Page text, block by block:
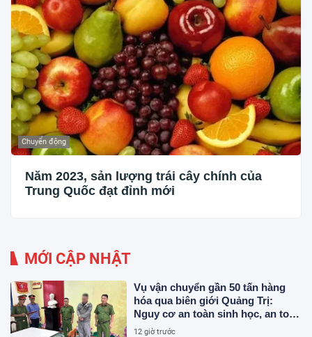
Chuyển động
Năm 2023, sản lượng trái cây chính của
Trung Quốc đạt đỉnh mới
MỚI CẬP NHẬT
Vụ vận chuyển gần 50 tấn hàng
hóa qua biên giới Quảng Trị:
Nguy cơ an toàn sinh học, an toàn
thực phẩm từ sản phẩm động vật
12 giờ trước